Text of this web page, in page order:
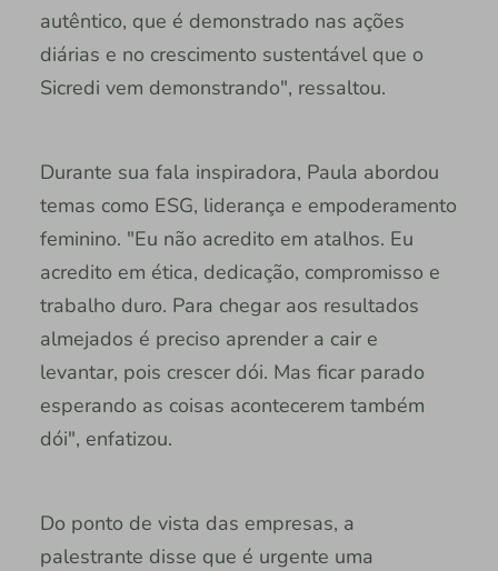
autêntico, que é demonstrado nas ações
diárias e no crescimento sustentável que o
Sicredi vem demonstrando", ressaltou.
Durante sua fala inspiradora, Paula abordou
temas como ESG, liderança e empoderamento
feminino. "Eu não acredito em atalhos. Eu
acredito em ética, dedicação, compromisso e
trabalho duro. Para chegar aos resultados
almejados é preciso aprender a cair e
levantar, pois crescer dói. Mas ficar parado
esperando as coisas acontecerem também
dói", enfatizou.
Do ponto de vista das empresas, a
palestrante disse que é urgente uma